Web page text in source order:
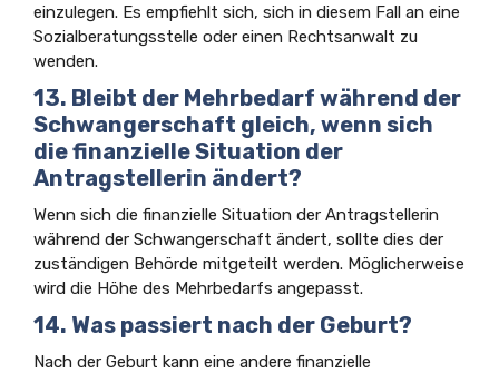
einzulegen. Es empfiehlt sich, sich in diesem Fall an eine
Sozialberatungsstelle oder einen Rechtsanwalt zu
wenden.
13. Bleibt der Mehrbedarf während der
Schwangerschaft gleich, wenn sich
die finanzielle Situation der
Antragstellerin ändert?
Wenn sich die finanzielle Situation der Antragstellerin
während der Schwangerschaft ändert, sollte dies der
zuständigen Behörde mitgeteilt werden. Möglicherweise
wird die Höhe des Mehrbedarfs angepasst.
14. Was passiert nach der Geburt?
Nach der Geburt kann eine andere finanzielle